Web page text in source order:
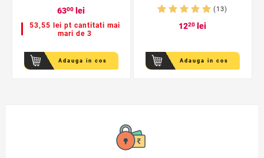
6300 lei
53,55 lei pt cantitati mai
mari de 3
Adauga in cos
(13)
1220 lei
Adauga in cos